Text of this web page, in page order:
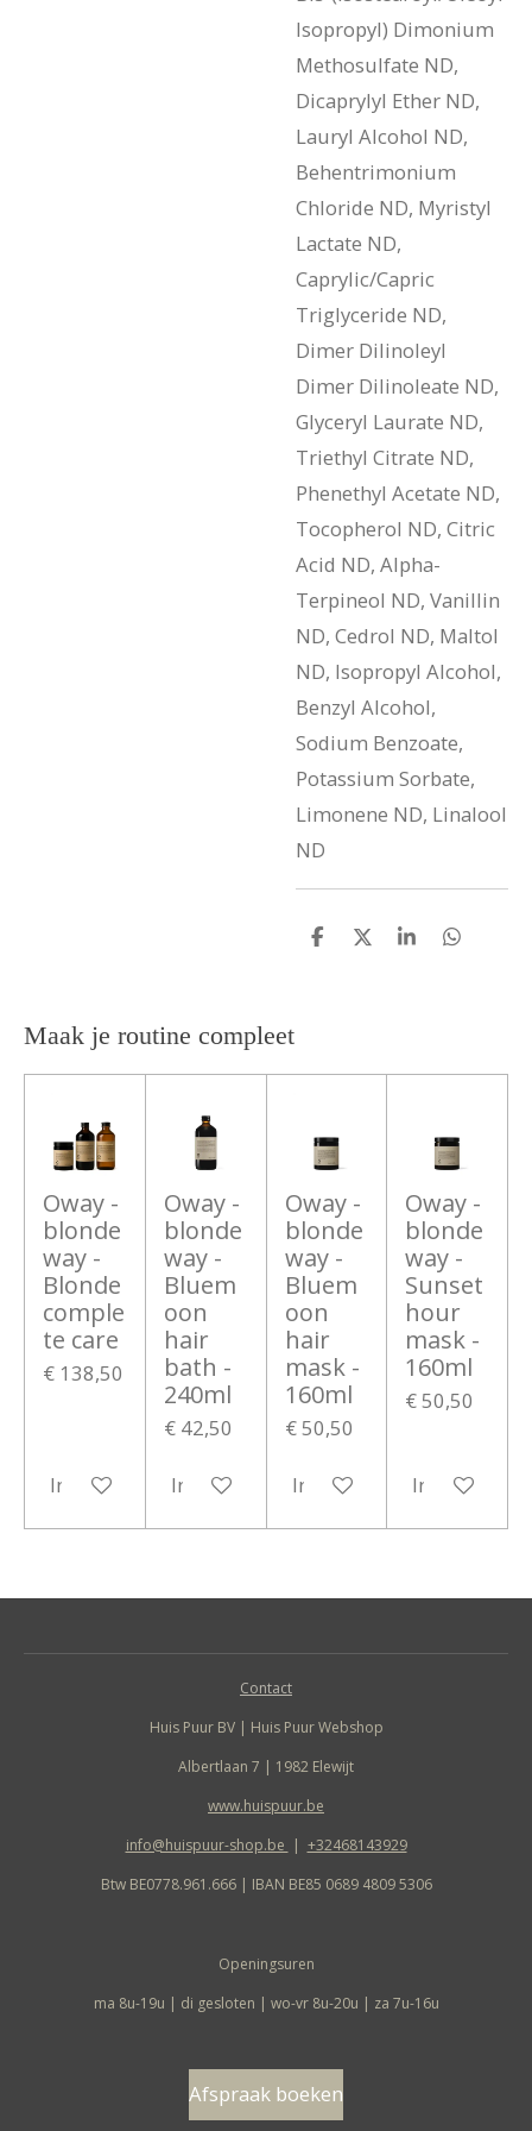
Isopropyl) Dimonium
Methosulfate ND,
Dicaprylyl Ether ND,
Lauryl Alcohol ND,
Behentrimonium
Chloride ND, Myristyl
Lactate ND,
Caprylic/Capric
Triglyceride ND,
Dimer Dilinoleyl
Dimer Dilinoleate ND,
Glyceryl Laurate ND,
Triethyl Citrate ND,
Phenethyl Acetate ND,
Tocopherol ND, Citric
Acid ND, Alpha-
Terpineol ND, Vanillin
ND, Cedrol ND, Maltol
ND, Isopropyl Alcohol,
Benzyl Alcohol,
Sodium Benzoate,
Potassium Sorbate,
Limonene ND, Linalool
ND
D
D
S
D
Maak je routine compleet
Oway -
blonde
way -
Blonde
comple
te care
€ 138,50
In winkelwagen
Oway -
blonde
way -
Bluem
oon
hair
bath -
240ml
€ 42,50
In winkelwagen
Oway -
blonde
way -
Bluem
oon
hair
mask -
160ml
€ 50,50
In winkelwagen
Oway -
blonde
way -
Sunset
hour
mask -
160ml
€ 50,50
In
Contact
Huis Puur BV | Huis Puur Webshop
Albertlaan 7 | 1982 Elewijt
www.huispuur.be
info@huispuur-shop.be | +32468143929
Btw BE0778.961.666 | IBAN BE85 0689 4809 5306
Openingsuren
ma 8u-19u | di gesloten | wo-vr 8u-20u | za 7u-16u
Afspraak boeken